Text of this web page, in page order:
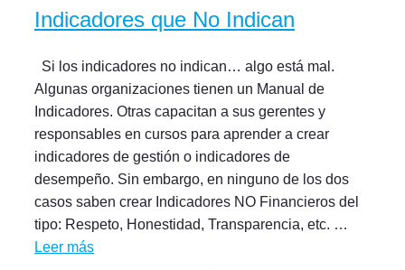
Indicadores que No Indican
Si los indicadores no indican… algo está mal.
Algunas organizaciones tienen un Manual de
Indicadores. Otras capacitan a sus gerentes y
responsables en cursos para aprender a crear
indicadores de gestión o indicadores de
desempeño. Sin embargo, en ninguno de los dos
casos saben crear Indicadores NO Financieros del
tipo: Respeto, Honestidad, Transparencia, etc. …
Leer más